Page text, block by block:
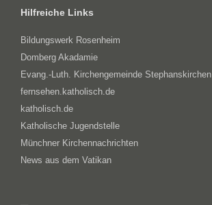
Hilfreiche Links
Bildungswerk Rosenheim
Domberg Akadamie
Evang.-Luth. Kirchengemeinde Stephanskirchen
fernsehen.katholisch.de
katholisch.de
Katholische Jugendstelle
Münchner Kirchennachrichten
News aus dem Vatikan